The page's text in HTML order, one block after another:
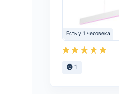
Есть у 1 человека
1